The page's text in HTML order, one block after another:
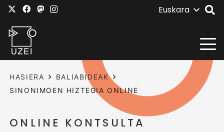
Euskara
HASIERA
BALIABIDEAK
SINONIMOEN HIZTEGIA ONLINE
ONLINE KONTSULTA